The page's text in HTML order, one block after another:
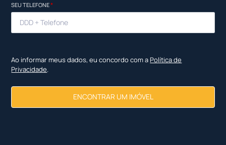
SEU TELEFONE*
Ao informar meus dados, eu concordo com a Política de
Privacidade.
ENCONTRAR UM IMÓVEL